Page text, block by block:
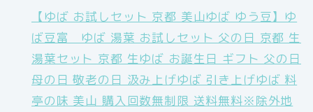
【ゆば お試しセット 京都 美山ゆば ゆう豆】ゆ
ば豆富 ゆば 湯葉 お試しセット 父の日 京都 生
湯葉セット 京都 生ゆば お誕生日 ギフト 父の日
母の日 敬老の日 汲み上げゆば 引き上げゆば 料
亭の味 美山 購入回数無制限 送料無料※除外地